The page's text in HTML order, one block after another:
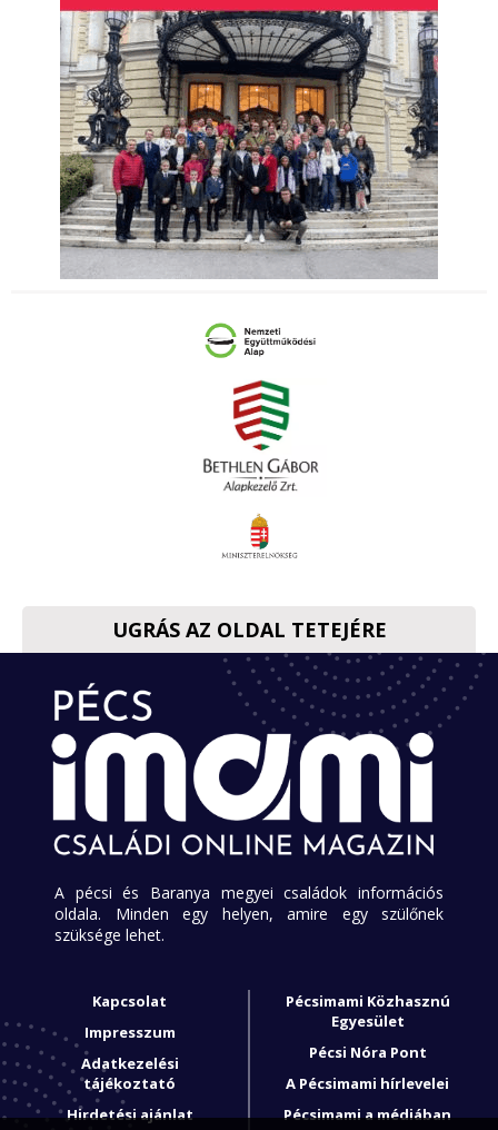
UGRÁS AZ OLDAL TETEJÉRE
A pécsi és Baranya megyei családok információs
oldala. Minden egy helyen, amire egy szülőnek
szüksége lehet.
Kapcsolat
Impresszum
Adatkezelési
tájékoztató
Hirdetési ajánlat
Pécsimami Közhasznú
Egyesület
Pécsi Nóra Pont
A Pécsimami hírlevelei
Pécsimami a médiában